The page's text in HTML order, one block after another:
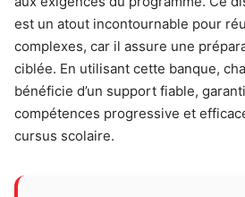
est un atout incontournable pour
complexes, car il assure une
ciblée. En utilisant cette banque,
bénéficie d’un support fiable,
compétences progressive et
cursus scolaire.